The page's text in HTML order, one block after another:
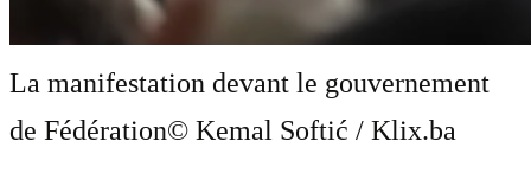
La manifestation devant le gouvernement
de Fédération© Kemal Softić / Klix.ba